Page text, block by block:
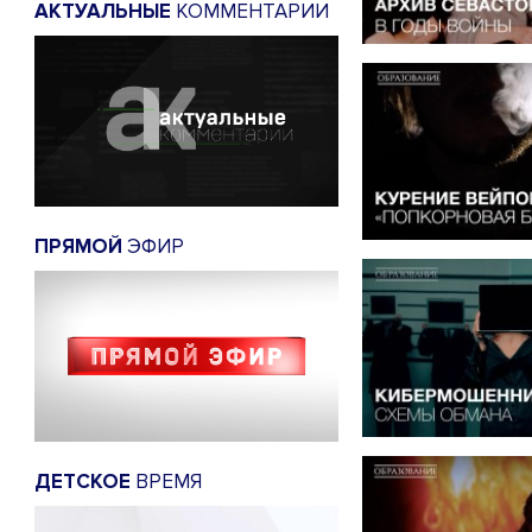
АКТУАЛЬНЫЕ КОММЕНТАРИИ
ПРЯМОЙ ЭФИР
ДЕТСКОЕ ВРЕМЯ